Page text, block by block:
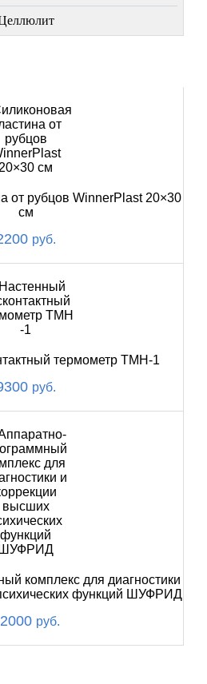
от рубцов WinnerPlast 20×30
см
руб.
термометр ТМН-1
руб.
комплекс для диагностики
функций ШУФРИД
руб.